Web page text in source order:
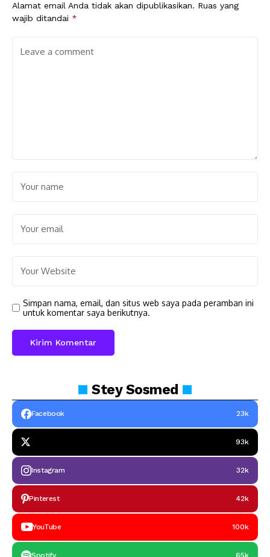
Alamat email Anda tidak akan dipublikasikan. Ruas yang
wajib ditandai *
Simpan nama, email, dan situs web saya pada peramban ini
untuk komentar saya berikutnya.
SteySosmed
Facebook 23k
93k
Instagram 32k
Pinterest 42k
YouTube 100k
Spotify 65k